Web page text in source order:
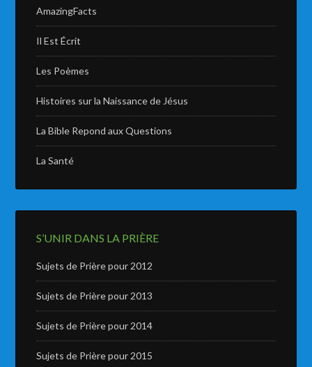
AmazingFacts
Il Est Écrit
Les Poèmes
Histoires sur la Naissance de Jésus
La Bible Repond aux Questions
La Santé
S’UNIR DANS LA PRIÈRE
Sujets de Prière pour 2012
Sujets de Prière pour 2013
Sujets de Prière pour 2014
Sujets de Prière pour 2015